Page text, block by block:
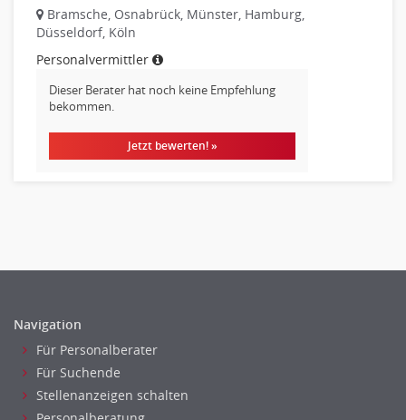
Kreditorenbuchhaltung
Finanzen Leitung, Teamleitung
Finanzen Prozessmanagement
Rechnungswesen
Revision
Steuern
Treasury
Gastronomie, Hotellerie
Holzhandwerk
Handwerk, Dienstleistung & Fertigung Leitung, Teamleitung
Maler, Lackierer
Bramsche, Osnabrück, Münster, Hamburg,
Düsseldorf, Köln
Personalvermittler
Dieser Berater hat noch keine Empfehlung
bekommen.
Jetzt bewerten! »
Navigation
Für Personalberater
Für Suchende
Stellenanzeigen schalten